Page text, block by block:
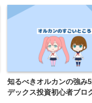
知るべきオルカンの強み
デックス投資初心者ブロ